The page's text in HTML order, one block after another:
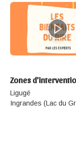
Zones
Ligugé
Ingrandes (Lac du